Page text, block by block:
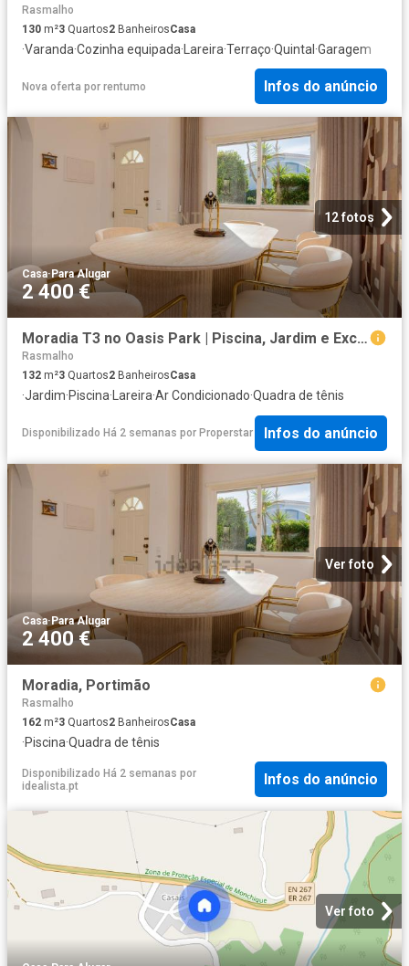
Rasmalho
130 m²3 Quartos2 BanheirosCasa
·Varanda·Cozinha equipada· Lareira·Terraço·Quintal ·Garagem
Nova oferta por rentumo Infos do anúncio
12 fotos
Casa· Para Alugar
2 400 €
Moradia T3 no Oasis Park | Piscina, Jardim e Excelente Localização
Rasmalho
132 m²3 Quartos2 BanheirosCasa
·Jardim·Piscina·Lareira·Ar Condicionado·Quadra de tênis
Disponibilizado Há 2 semanas por Properstar Infos do anúncio
Ver foto
Casa· Para Alugar
2 400 €
Moradia, Portimão
Rasmalho
162 m²3 Quartos2 BanheirosCasa
·Piscina·Quadra de tênis
Disponibilizado Há 2 semanas por
idealista.pt
Infos do anúncio
Ver foto